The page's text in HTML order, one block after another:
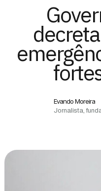
Evando Moreira
Jornalista,